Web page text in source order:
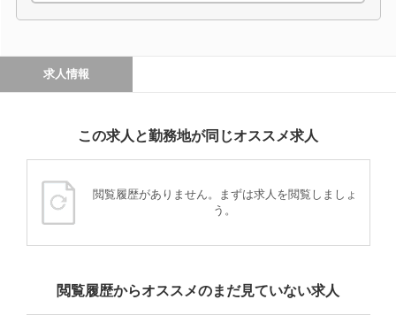
求人情報
この求人と勤務地が同じオススメ求人
閲覧履歴がありません。まずは求人を閲覧しましょ
う。
閲覧履歴からオススメのまだ見ていない求人